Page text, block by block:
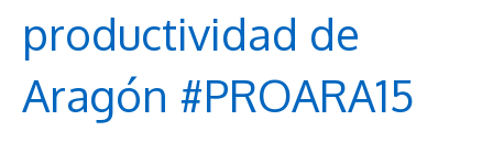
productividad de
Aragón #PROARA15